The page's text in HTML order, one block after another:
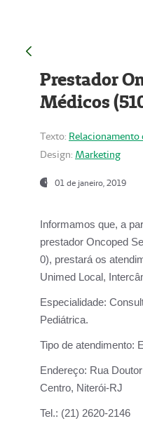
Prestador
Médicos
Texto: Relacionamento
Design: Marketing
01 de janeiro, 2019
Informamos que, a
prestador Oncoped
0), prestará os
Unimed Local,
Especialidade:
Pediátrica.
Tipo de atendimento:
Endereço: Rua
Centro, Niterói-RJ
Tel.: (21) 2620-2146